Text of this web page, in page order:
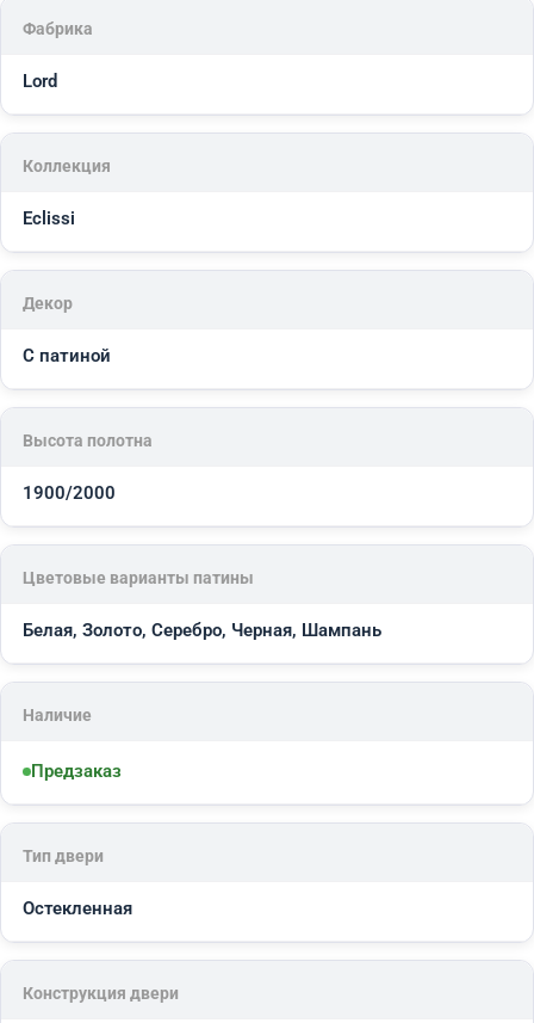
Фабрика
Lord
Коллекция
Eclissi
Декор
С патиной
Высота полотна
1900/2000
Цветовые варианты патины
Белая, Золото, Серебро, Черная, Шампань
Наличие
Предзаказ
Тип двери
Остекленная
Конструкция двери